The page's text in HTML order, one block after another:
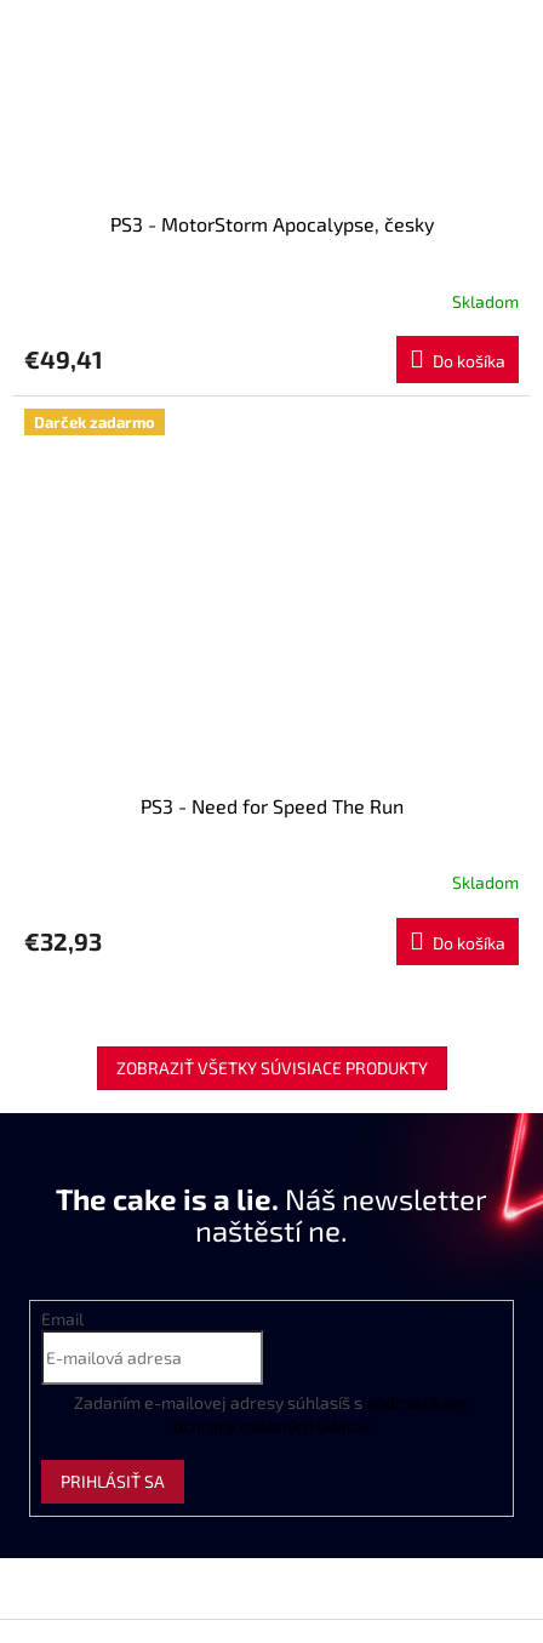
PS3 - MotorStorm Apocalypse, česky
Skladom
€49,41 Do košíka
Darček zadarmo
PS3 - Need for Speed The Run
Skladom
€32,93 Do košíka
ZOBRAZIŤ VŠETKY SÚVISIACE PRODUKTY
The cake is a lie. Náš newsletter
naštěstí ne.
Email
Zadaním e-mailovej adresy súhlasíš s podmienkami
ochrany osobných údajov
PRIHLÁSIŤ SA